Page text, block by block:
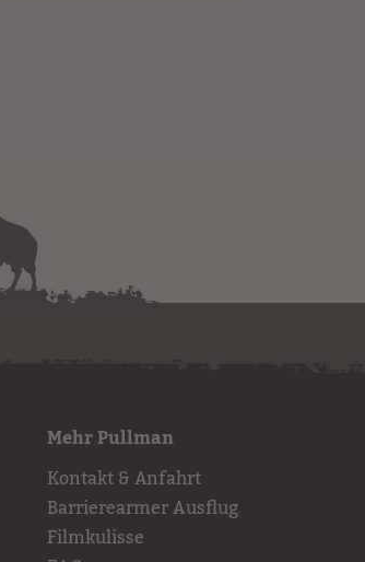
Mehr Pullman
Kontakt & Anfahrt
Barrierearmer Ausflug
Filmkulisse